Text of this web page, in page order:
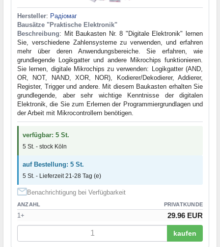
Hersteller: Радіомаг
Bausätze "Praktische Elektronik"
Beschreibung: Mit Baukasten Nr. 8 "Digitale Elektronik" lernen
Sie, verschiedene Zahlensysteme zu verwenden, und erfahren
mehr über deren Anwendungsbereiche. Sie erfahren, wie
grundlegende Logikgatter und andere Mikrochips funktionieren.
Sie lernen, digitale Mikrochips zu verwenden: Logikgatter (AND,
OR, NOT, NAND, XOR, NOR), Kodierer/Dekodierer, Addierer,
Register, Trigger und andere. Mit diesem Baukasten erhalten Sie
grundlegende, aber sehr wichtige Kenntnisse der digitalen
Elektronik, die Sie zum Erlernen der Programmiergrundlagen und
der Arbeit mit Mikrocontrollern benötigen.
verfügbar: 5 St.
5 St. - stock Köln
auf Bestellung: 5 St.
5 St. - Lieferzeit 21-28 Tag (e)
Benachrichtigung bei Verfügbarkeit
ANZAHL PRIVATKUNDE
1+ 29.96 EUR
kaufen